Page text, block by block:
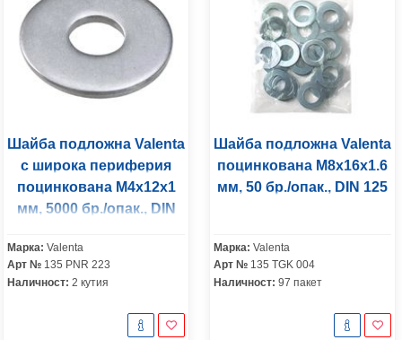
Шайба подложна Valenta
с широка периферия
поцинкована M4x12x1
мм, 5000 бр./опак., DIN
Марка: Valenta
Арт № 135 PNR 223
Наличност: 2 кутия
Шайба подложна Valenta
поцинкована M8x16x1.6
мм, 50 бр./опак., DIN 125
Марка: Valenta
Арт № 135 TGK 004
Наличност: 97 пакет